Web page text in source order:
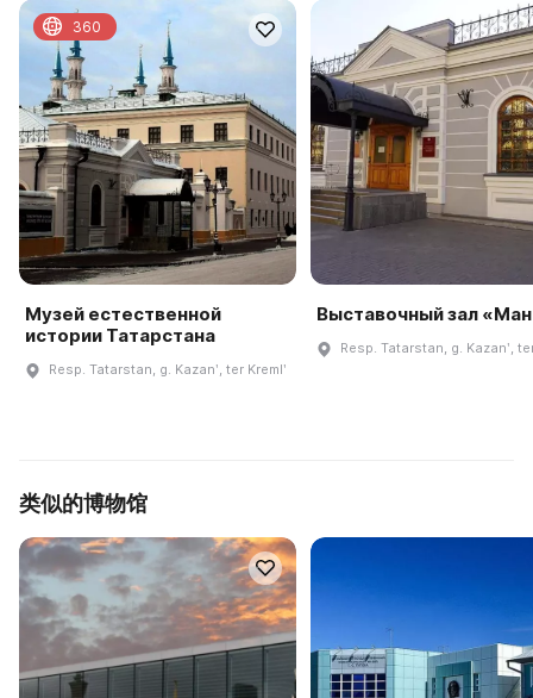
Музей естественной
истории Татарстана
Resp. Tatarstan, g. Kazanʹ, ter Kremlʹ
360
Выставочный зал
Resp. Tatarstan, g. Kazanʹ,
类似的博物馆